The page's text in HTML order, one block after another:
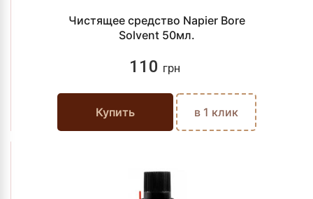
Чистящее средство Napier Bore
Solvent 50мл.
110 грн
Купить в 1 клик